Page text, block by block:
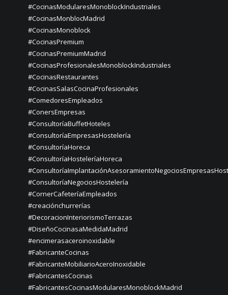
#CocinasModularesMonoblockIndustriales
#CocinasMonblocMadrid
#CocinasMonoblock
#CocinasPremium
#CocinasPremiumMadrid
#CocinasProfesionalesMonoblockIndustriales
#CocinasRestaurantes
#CocinasSalasCocinaProfesionales
#ComedoresEmpleados
#ConersEmpresas
#ConsultoríaBuffetHoteles
#ConsultoríaEmpresasHostelería
#ConsultoríaHoreca
#ConsultoríaHosteleríaHoreca
#ConsultoríaNegociosHostelería
#CornerCafeteríaEmpleados
#creaciónchurrerías
#DecoracionInteriorismoTerrazas
#DiseñoCocinasaMedidaMadrid
#encimerasaceroinoxidable
#FabricanteCocinas
#FabricanteMobiliarioAceroInoxidable
#FabricantesCocinas
#FabricantesCocinasModularesMonoblockMadrid